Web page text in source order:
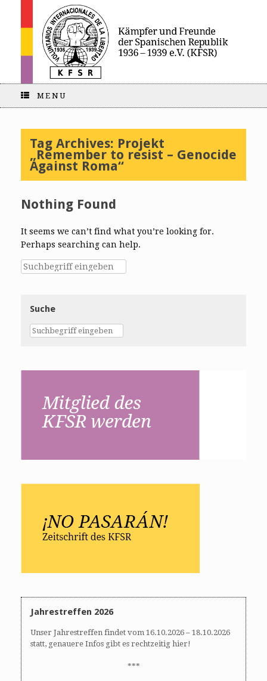
MENU
Tag Archives: Projekt
„Remember to resist – Genocide
Against Roma“
Nothing Found
It seems we can’t find what you’re looking for.
Perhaps searching can help.
Suche
Jahrestreffen 2026
Unser Jahrestreffen findet vom 16.10.2026 – 18.10.2026
statt, genauere Infos gibt es rechtzeitig hier!
***